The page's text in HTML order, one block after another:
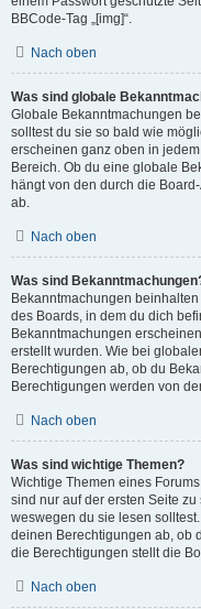
BBCode-Tag „[img]“.
Nach oben
Was sind globale
Globale Bekanntmachungen
solltest du sie so bald wie
erscheinen ganz oben in
Bereich. Ob du eine globale
hängt von den durch die
ab.
Nach oben
Was sind
Bekanntmachungen
des Boards, in dem du dich
Bekanntmachungen
erstellt wurden. Wie bei
Berechtigungen ab, ob du
Berechtigungen werden von
Nach oben
Was sind wichtige Themen?
Wichtige Themen eines
sind nur auf der ersten Seite
weswegen du sie lesen
deinen Berechtigungen ab, ob
die Berechtigungen stellt die
Nach oben